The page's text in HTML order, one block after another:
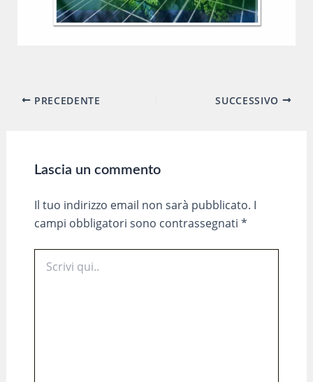
Navigazione
PRECEDENTE SUCCESSIVO
Lascia un commento
Il tuo indirizzo email non sarà pubblicato. I
campi obbligatori sono contrassegnati *
qui..